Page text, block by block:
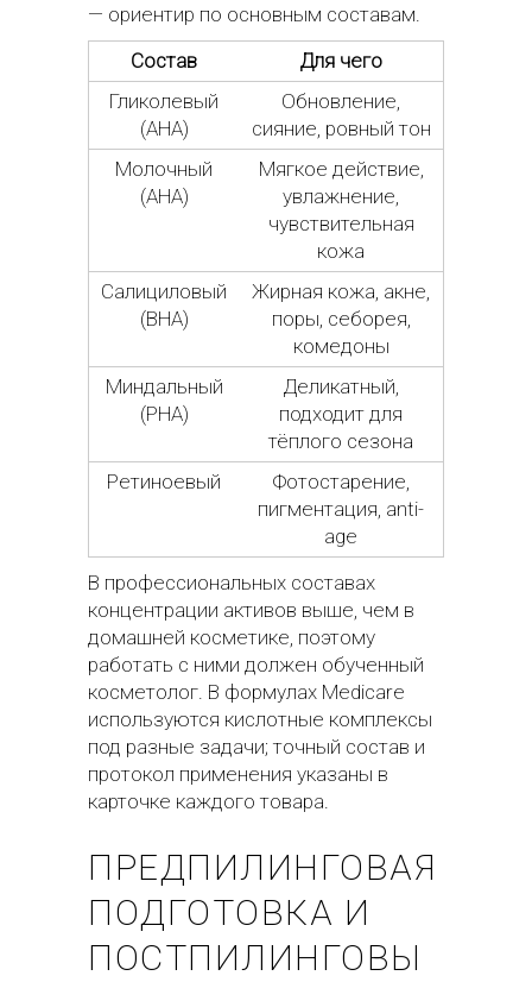
— ориентир по основным составам.
Состав
Для чего
Гликолевый
(AHA)
Обновление,
сияние, ровный тон
Молочный
(AHA)
Мягкое действие,
увлажнение,
чувствительная
кожа
Салициловый
(BHA)
Жирная кожа, акне,
поры, себорея,
комедоны
Миндальный
(PHA)
Деликатный,
подходит для
тёплого сезона
Ретиноевый
Фотостарение,
пигментация, anti-
age
В профессиональных составах
концентрации активов выше, чем в
домашней косметике, поэтому
работать с ними должен обученный
косметолог. В формулах Medicare
используются кислотные комплексы
под разные задачи; точный состав и
протокол применения указаны в
карточке каждого товара.
ПРЕДПИЛИНГОВАЯ
ПОДГОТОВКА И
ПОСТПИЛИНГОВЫ